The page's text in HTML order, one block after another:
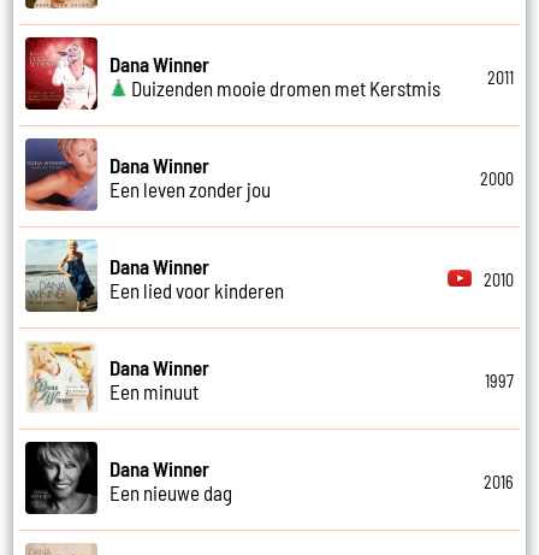
Dana Winner
Duizenden mooie dromen met Kerstmis
2011
Dana Winner
Een leven zonder jou
2000
Dana Winner
Een lied voor kinderen
2010
Dana Winner
Een minuut
1997
Dana Winner
Een nieuwe dag
2016